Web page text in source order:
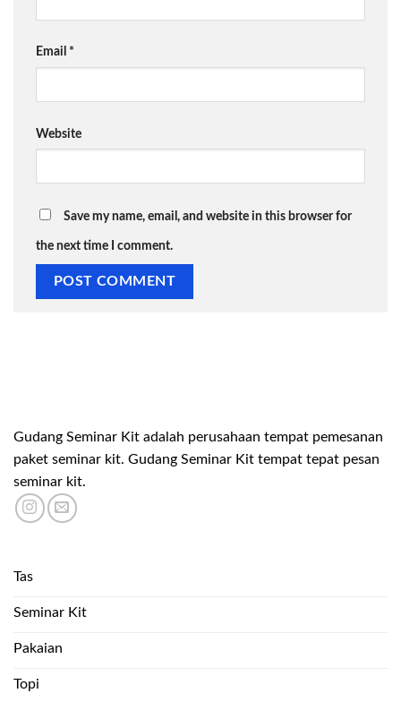
Email *
Website
Save my name, email, and website in this browser for
the next time I comment.
Gudang Seminar Kit adalah perusahaan tempat pemesanan
paket seminar kit. Gudang Seminar Kit tempat tepat pesan
seminar kit.
Tas
Seminar Kit
Pakaian
Topi